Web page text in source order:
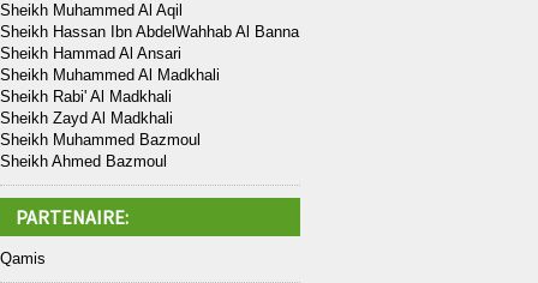
Sheikh Muhammed Al Aqil
Sheikh Hassan Ibn AbdelWahhab Al Banna
Sheikh Hammad Al Ansari
Sheikh Muhammed Al Madkhali
Sheikh Rabi' Al Madkhali
Sheikh Zayd Al Madkhali
Sheikh Muhammed Bazmoul
Sheikh Ahmed Bazmoul
PARTENAIRE:
Qamis